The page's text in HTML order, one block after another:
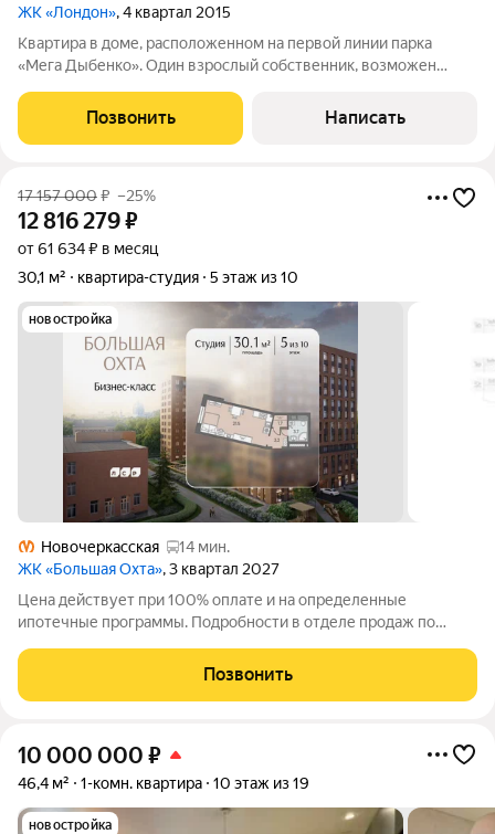
ЖК «Лондон», 4 квартал 2015
Квартира в доме, расположенном на первой линии парка
«Мега Дыбенко». Один взрослый собственник, возможен
ТРК «МЕГА Дыбенко» около 5 минут на автомобиле В радиусе
37 минут пешком расположены
Позвонить Написать
17 157 000₽ –25%
12 816 279₽
от 61 634 ₽ в месяц
30,1 м²
квартира-студия 5 этаж из 10
новостройка
Новочеркасская
14 мин.
ЖК «Большая Охта», 3 квартал 2027
Цена действует при 100% оплате и на определенные
ипотечные программы. Подробности в отделе продаж по
Общая площадь составляет 30.10 кв. м. Квартира с white box
отделкой. Жилой комплекс
Позвонить
10 000 000 ₽
46,4 м² 1-комн. квартира 10 этаж из 19
новостройка